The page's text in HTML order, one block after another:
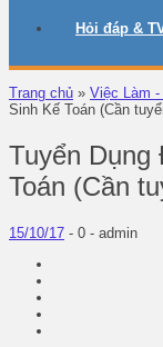
Hỏi đáp &
Trang chủ » Việc Làm -
Sinh Kế Toán (Cần
Tuyển
Toán (Cần
15/10/17 - 0 - admin